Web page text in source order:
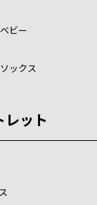
ビー
ックス
レット